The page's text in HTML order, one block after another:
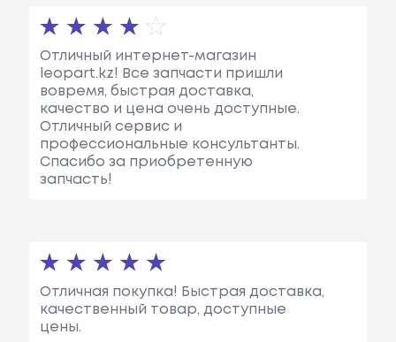
Отличный интернет-магазин
leopart.kz! Все запчасти пришли
вовремя, быстрая доставка,
качество и цена очень доступные.
Отличный сервис и
профессиональные консультанты.
Спасибо за приобретенную
запчасть!
Отличная покупка! Быстрая доставка,
качественный товар, доступные
цены.